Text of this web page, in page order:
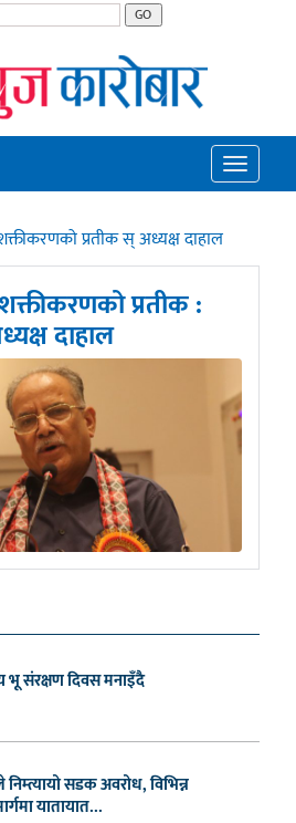
GO
Toggle
प्रतीक स् अध्यक्ष दाहाल
प्रतीक :
दाहाल
भू संरक्षण दिवस मनाइँदै
निम्त्यायो सडक अवरोध, विभिन्न
यातायात...